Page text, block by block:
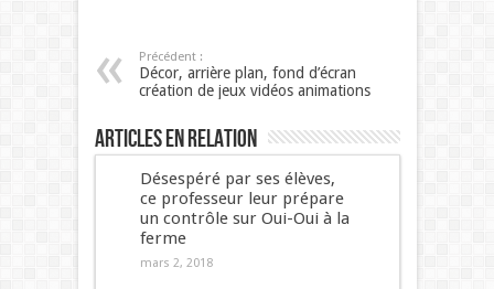
Précédent :
Décor, arrière plan, fond d’écran
création de jeux vidéos animations
Articles en relation
Désespéré par ses élèves,
ce professeur leur prépare
un contrôle sur Oui-Oui à la
ferme
mars 2, 2018